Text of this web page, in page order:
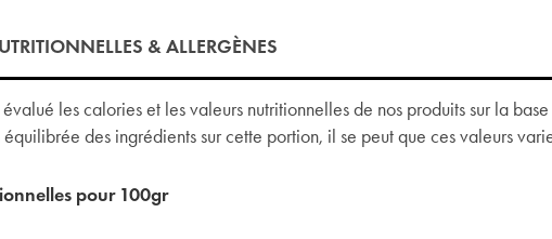
& ALLERGÈNES
évalué les calories et les valeurs nutritionnelles de nos produits sur la
des ingrédients sur cette portion, il se peut que ces valeurs
pour 100gr